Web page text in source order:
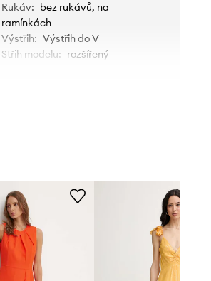
Rukáv:
bez rukávů, na
ramínkách
Výstřih: Výstřih do V
Střih modelu: rozšířený
Doporučujeme zvolit velikost, kterou
běžně nosíte.
Velikosti uvedené v obchodě byly
přepočítány na standardní evropskou
tabulku velikostí. Na etiketě
dodaného produktu je uvedeno